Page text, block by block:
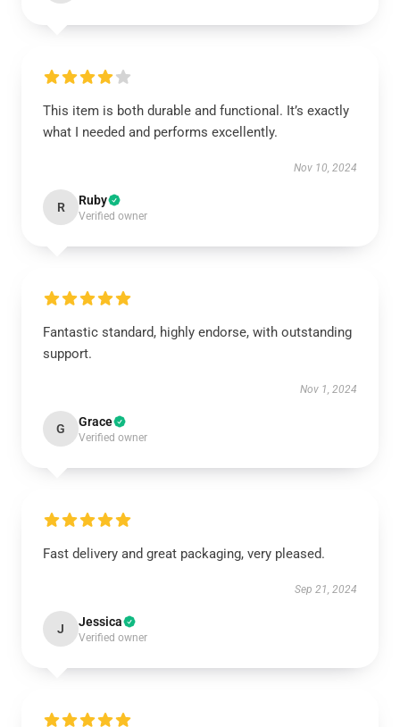
This item is both durable and functional. It’s exactly
what I needed and performs excellently.
Nov 10, 2024
R Ruby
Verified owner
Fantastic standard, highly endorse, with outstanding
support.
Nov 1, 2024
G Grace
Verified owner
Fast delivery and great packaging, very pleased.
Sep 21, 2024
J Jessica
Verified owner